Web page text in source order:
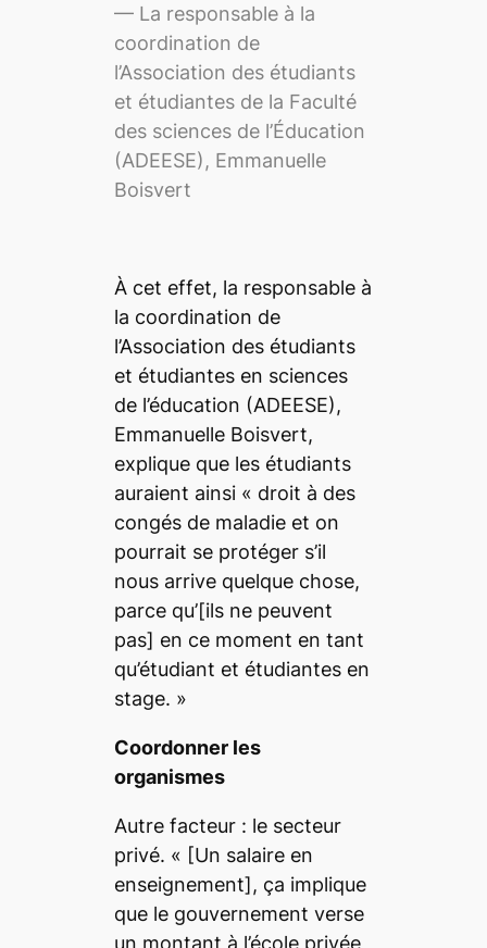
— La responsable à la
coordination de
l’Association des étudiants
et étudiantes de la Faculté
des sciences de l’Éducation
(ADEESE), Emmanuelle
Boisvert
À cet effet, la responsable à
la coordination de
l’Association des étudiants
et étudiantes en sciences
de l’éducation (ADEESE),
Emmanuelle Boisvert,
explique que les étudiants
auraient ainsi « droit à des
congés de maladie et on
pourrait se protéger s’il
nous arrive quelque chose,
parce qu’[ils ne peuvent
pas] en ce moment en tant
qu’étudiant et étudiantes en
stage. »
Coordonner les
organismes
Autre facteur : le secteur
privé. « [Un salaire en
enseignement], ça implique
que le gouvernement verse